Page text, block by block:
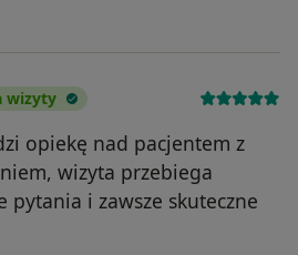
wizyty
opiekę nad pacjentem z
wizyta przebiega
pytania i zawsze skuteczne